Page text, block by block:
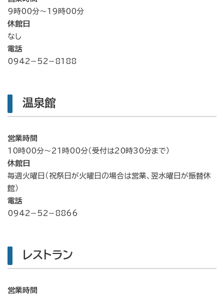
9時00分～19時00分
休館日
なし
電話
0942−52−8188
温泉館
営業時間
10時00分～21時00分（受付は20時30分まで）
休館日
毎週火曜日（祝祭日が火曜日の場合は営業、翌水曜日が振替休
館）
電話
0942−52−8866
レストラン
営業時間